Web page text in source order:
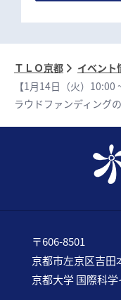
ＴＬＯ京都 イベント
【1月14日（火）
ラウドファンディング
〒606-8501
京都市左京区吉田
京都大学 国際科